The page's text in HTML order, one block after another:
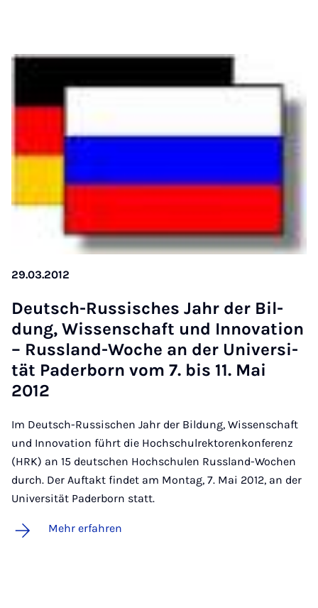
29.03.2012
Deutsch-Rus­si­sches Jahr der Bil­
dung, Wis­sen­schaft und In­no­va­ti­on
– Russ­land-Wo­che an der Uni­ver­si­
tät Pa­der­born vom 7. bis 11. Mai
2012
Im Deutsch-Russischen Jahr der Bildung, Wissenschaft
und Innovation führt die Hochschulrektorenkonferenz
(HRK) an 15 deutschen Hochschulen Russland-Wochen
durch. Der Auftakt findet am Montag, 7. Mai 2012, an der
Universität Paderborn statt.
Mehr erfahren